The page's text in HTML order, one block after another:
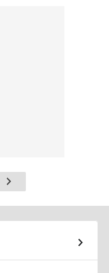
Pagina
successiva